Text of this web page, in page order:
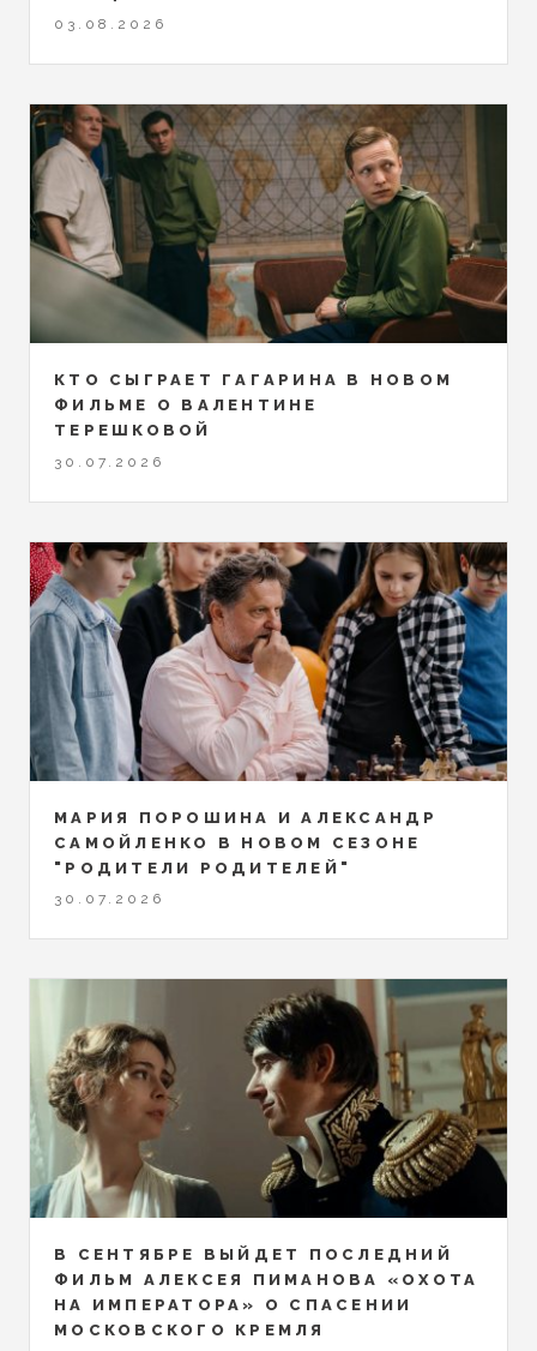
03.08.2026
КТО СЫГРАЕТ ГАГАРИНА В НОВОМ
ФИЛЬМЕ О ВАЛЕНТИНЕ
ТЕРЕШКОВОЙ
30.07.2026
МАРИЯ ПОРОШИНА И АЛЕКСАНДР
САМОЙЛЕНКО В НОВОМ СЕЗОНЕ
"РОДИТЕЛИ РОДИТЕЛЕЙ"
30.07.2026
В СЕНТЯБРЕ ВЫЙДЕТ ПОСЛЕДНИЙ
ФИЛЬМ АЛЕКСЕЯ ПИМАНОВА «ОХОТА
НА ИМПЕРАТОРА» О СПАСЕНИИ
МОСКОВСКОГО КРЕМЛЯ